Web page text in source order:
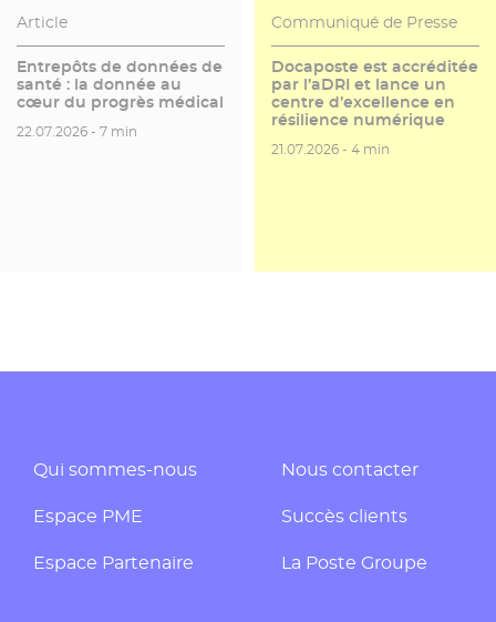
Article
Entrepôts de données de
santé : la donnée au
cœur du progrès médical
Date de publication
22.07.2026 - Temps de lecture
7 min
Communiqué de Presse
Docaposte est accréditée
par l’aDRI et lance un
centre d’excellence en
résilience numérique
Date de publication
21.07.2026 - Temps de lecture
4 min
Qui sommes-nous
Espace PME
Espace Partenaire
Nous contacter
Succès clients
La Poste Groupe